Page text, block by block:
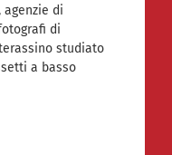
di
di
studiato
a basso